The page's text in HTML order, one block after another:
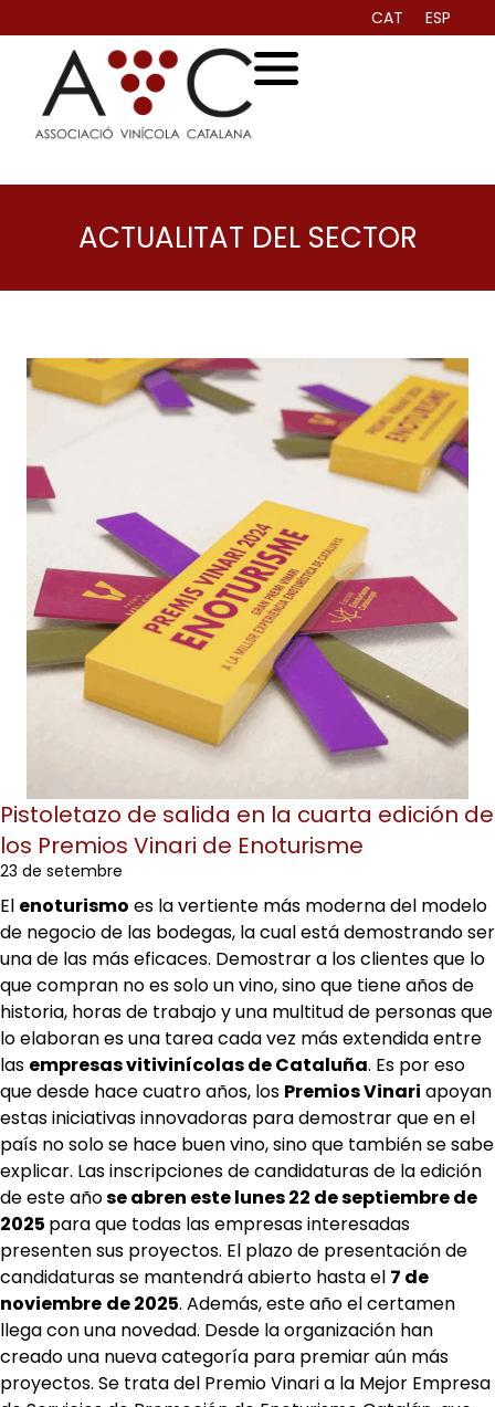
CAT ESP
ACTUALITAT DEL SECTOR
Pistoletazo de salida en la cuarta edición de
los Premios Vinari de Enoturisme
23 de setembre
El enoturismo es la vertiente más moderna del modelo
de negocio de las bodegas, la cual está demostrando ser
una de las más eficaces. Demostrar a los clientes que lo
que compran no es solo un vino, sino que tiene años de
historia, horas de trabajo y una multitud de personas que
lo elaboran es una tarea cada vez más extendida entre
las empresas vitivinícolas de Cataluña. Es por eso
que desde hace cuatro años, los Premios Vinari apoyan
estas iniciativas innovadoras para demostrar que en el
país no solo se hace buen vino, sino que también se sabe
explicar. Las inscripciones de candidaturas de la edición
de este añose abren este lunes 22 de septiembre de
2025 para que todas las empresas interesadas
presenten sus proyectos. El plazo de presentación de
candidaturas se mantendrá abierto hasta el 7 de
noviembre de 2025. Además, este año el certamen
llega con una novedad. Desde la organización han
creado una nueva categoría para premiar aún más
proyectos. Se trata del Premio Vinari a la Mejor Empresa